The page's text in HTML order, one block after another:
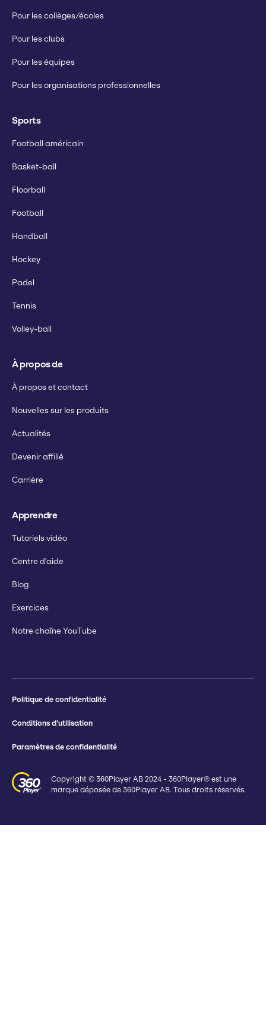
Pour les collèges/écoles
Pour les clubs
Pour les équipes
Pour les organisations professionnelles
Sports
Football américain
Basket-ball
Floorball
Football
Handball
Hockey
Padel
Tennis
Volley-ball
À propos de
À propos et contact
Nouvelles sur les produits
Actualités
Devenir affilié
Carrière
Apprendre
Tutoriels vidéo
Centre d'aide
Blog
Exercices
Notre chaîne YouTube
Politique de confidentialité
Conditions d'utilisation
Paramètres de confidentialité
Copyright © 360Player AB 2024 - 360Player® est une
marque déposée de 360Player AB. Tous droits réservés.